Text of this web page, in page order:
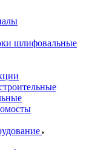
шлифовальные